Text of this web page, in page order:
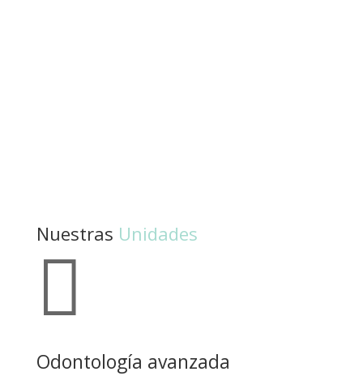
Nuestras Unidades

Odontología avanzada